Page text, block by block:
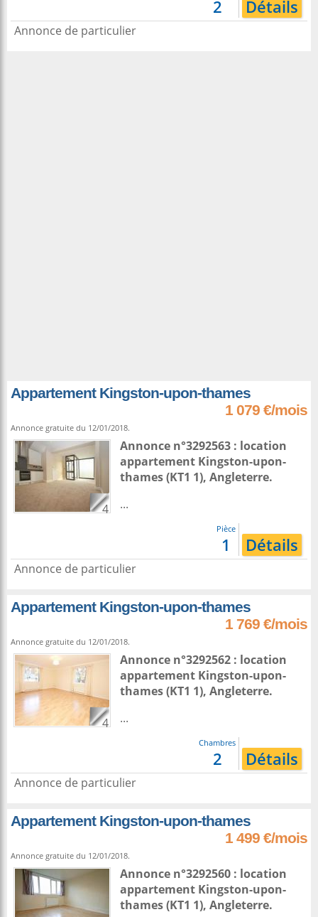
2 Détails
Annonce de particulier
Appartement Kingston-upon-thames
1 079 €/mois
Annonce gratuite du 12/01/2018.
4
Annonce n°3292563 : location
appartement Kingston-upon-
thames(KT1 1), Angleterre.
...
Pièce
1 Détails
Annonce de particulier
Appartement Kingston-upon-thames
1 769 €/mois
Annonce gratuite du 12/01/2018.
4
Annonce n°3292562 : location
appartement Kingston-upon-
thames(KT1 1), Angleterre.
...
Chambres
2 Détails
Annonce de particulier
Appartement Kingston-upon-thames
1 499 €/mois
Annonce gratuite du 12/01/2018.
Annonce n°3292560 : location
appartement Kingston-upon-
thames(KT1 1), Angleterre.